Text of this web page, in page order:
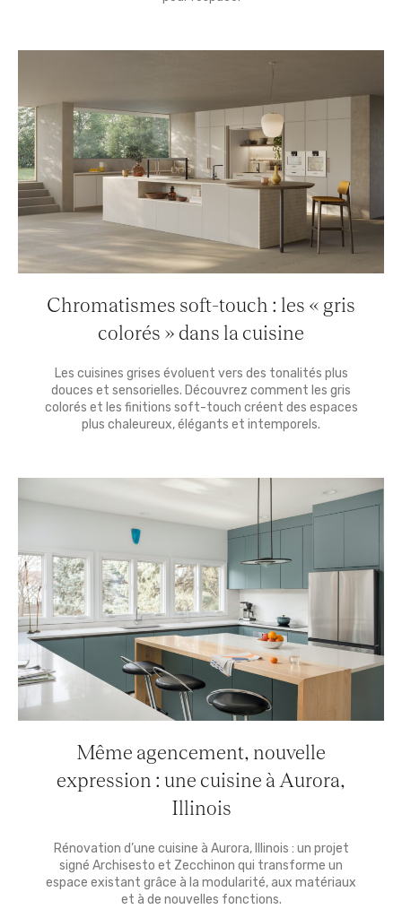
Chromatismes soft-touch : les « gris
colorés » dans la cuisine
Les cuisines grises évoluent vers des tonalités plus
douces et sensorielles. Découvrez comment les gris
colorés et les finitions soft-touch créent des espaces
plus chaleureux, élégants et intemporels.
Même agencement, nouvelle
expression : une cuisine à Aurora,
Illinois
Rénovation d’une cuisine à Aurora, Illinois : un projet
signé Archisesto et Zecchinon qui transforme un
espace existant grâce à la modularité, aux matériaux
et à de nouvelles fonctions.